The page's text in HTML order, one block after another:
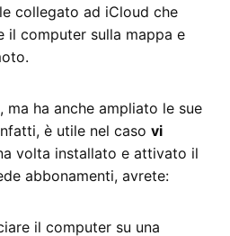
collegato ad iCloud che
il computer sulla mappa e
ma ha anche ampliato le sue
è utile nel casovi
volta installato e attivato il
abbonamenti, avrete:
il computer su una